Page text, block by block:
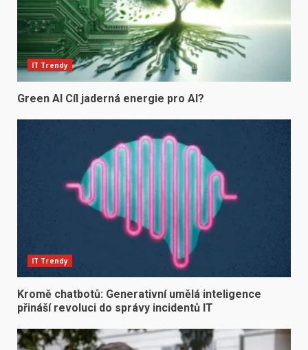
IT Trendy
Green AI Cíl jaderná energie pro AI?
IT Trendy
Kromě chatbotů: Generativní umělá inteligence
přináší revoluci do správy incidentů IT